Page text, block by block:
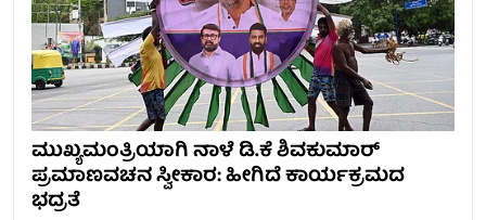
ಮುಖ್ಯಮಂತ್ರಿಯಾಗಿ ನಾಳೆ ಡಿ.ಕೆ ಶಿವಕುಮಾರ್
ಪ್ರಮಾಣವಚನ ಸ್ವೀಕಾರ: ಹೀಗಿದೆ ಕಾರ್ಯಕ್ರಮದ
ಭದ್ರತೆ